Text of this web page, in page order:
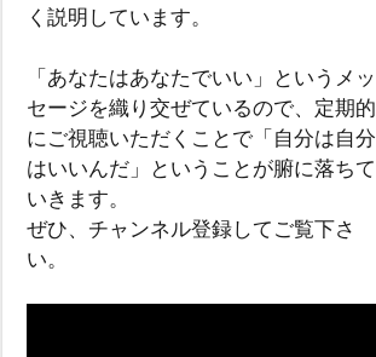
く説明しています。
「あなたはあなたでいい」というメッ
セージを織り交ぜているので、定期的
にご視聴いただくことで「自分は自分
はいいんだ」ということが腑に落ちて
いきます。
ぜひ、チャンネル登録してご覧下さ
い。